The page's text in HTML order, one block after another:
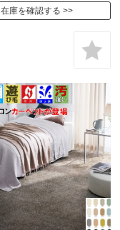
在庫を確認する